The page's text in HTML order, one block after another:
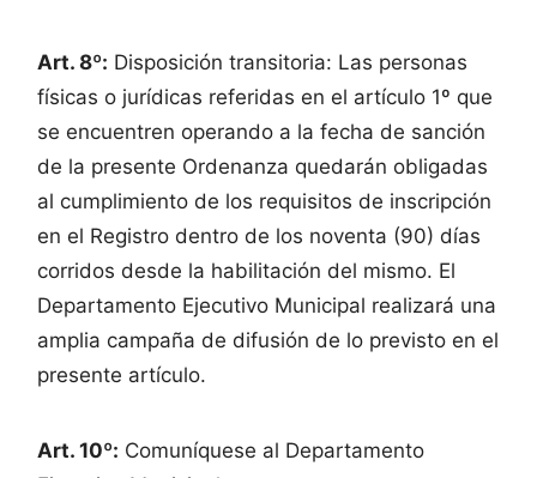
Art. 8º: Disposición transitoria: Las personas
físicas o jurídicas referidas en el artículo 1º que
se encuentren operando a la fecha de sanción
de la presente Ordenanza quedarán obligadas
al cumplimiento de los requisitos de inscripción
en el Registro dentro de los noventa (90) días
corridos desde la habilitación del mismo. El
Departamento Ejecutivo Municipal realizará una
amplia campaña de difusión de lo previsto en el
presente artículo.
Art. 10º: Comuníquese al Departamento